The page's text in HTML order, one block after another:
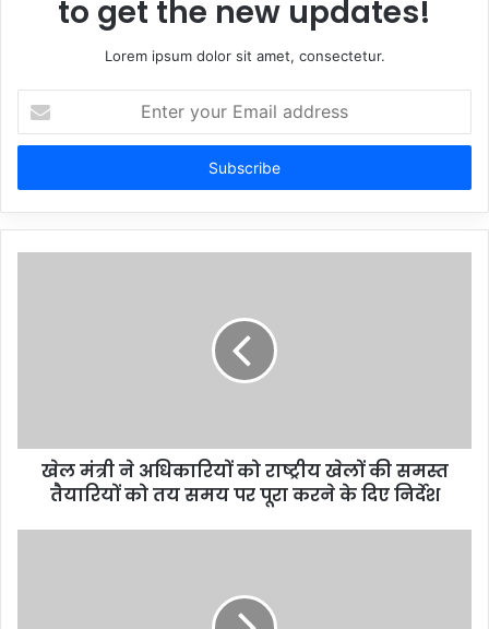
to get the new updates!
Lorem ipsum dolor sit amet, consectetur.
your
Email
खेल मंत्री ने अधिकारियों को राष्ट्रीय खेलों की समस्त
तैयारियों को तय समय पर पूरा करने के दिए निर्देश